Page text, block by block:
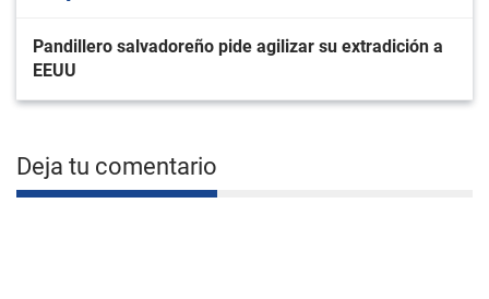
Pandillero salvadoreño pide agilizar su extradición a
EEUU
Deja tu comentario